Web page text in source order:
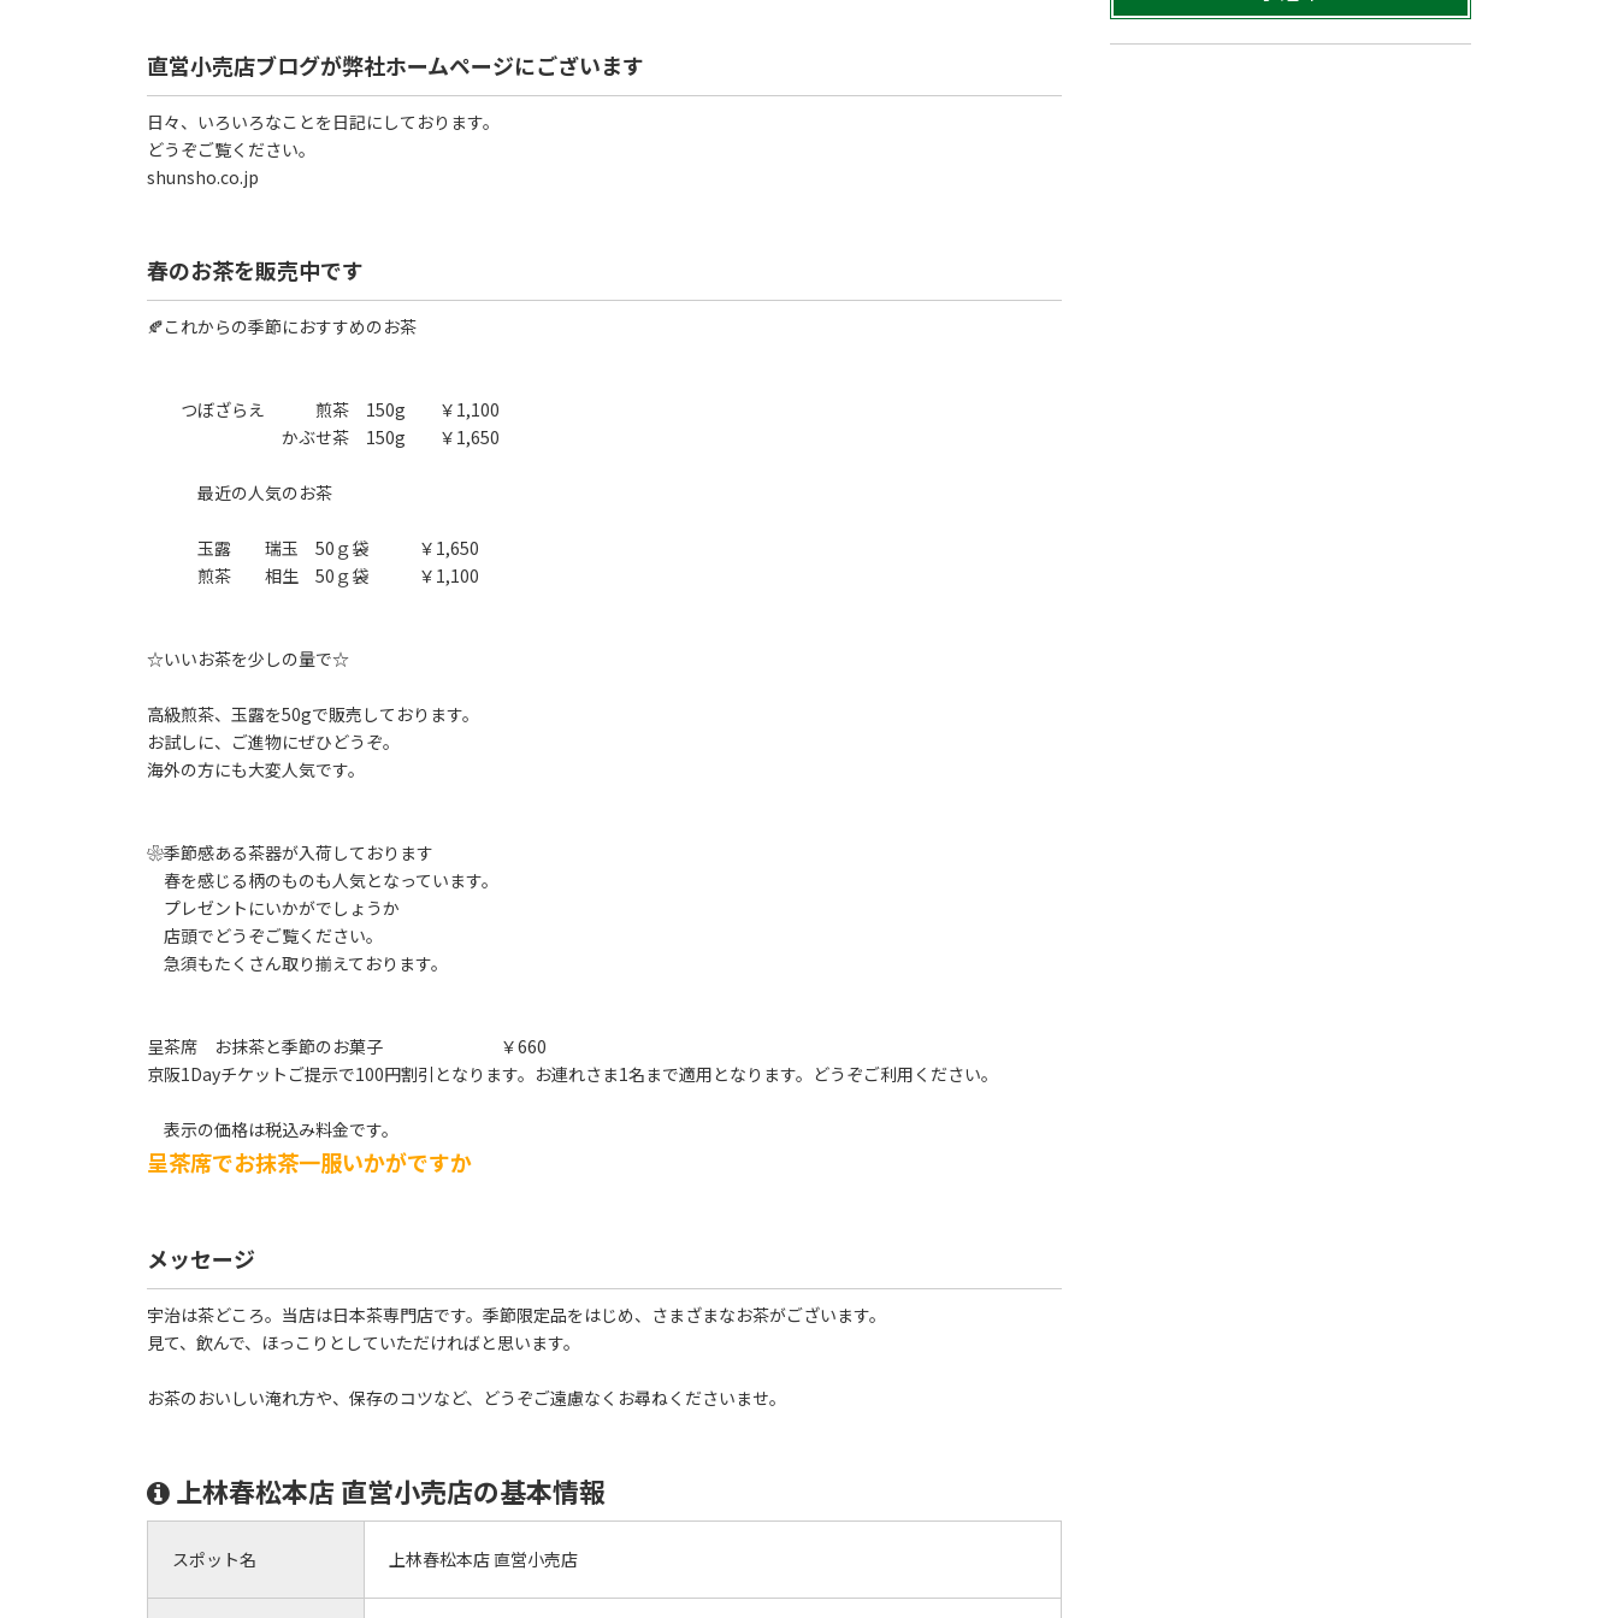
直営小売店ブログが弊社ホームページにございます
日々、いろいろなことを日記にしております。
どうぞご覧ください。
shunsho.co.jp
春のお茶を販売中です
🍂これからの季節におすすめのお茶
つぼざらえ 煎茶 150g ￥1,100
かぶせ茶 150g ￥1,650
最近の人気のお茶
玉露 瑞玉 50ｇ袋 ￥1,650
煎茶 相生 50ｇ袋 ￥1,100
☆いいお茶を少しの量で☆
高級煎茶、玉露を50gで販売しております。
お試しに、ご進物にぜひどうぞ。
海外の方にも大変人気です。
❀季節感ある茶器が入荷しております
春を感じる柄のものも人気となっています。
プレゼントにいかがでしょうか
店頭でどうぞご覧ください。
急須もたくさん取り揃えております。
呈茶席 お抹茶と季節のお菓子 ￥660
京阪1Dayチケットご提示で100円割引となります。お連れさま1名まで適用となります。どうぞご利用ください。
表示の価格は税込み料金です。
呈茶席でお抹茶一服いかがですか
メッセージ
宇治は茶どころ。当店は日本茶専門店です。季節限定品をはじめ、さまざまなお茶がございます。
見て、飲んで、ほっこりとしていただければと思います。
お茶のおいしい淹れ方や、保存のコツなど、どうぞご遠慮なくお尋ねくださいませ。
上林春松本店 直営小売店の基本情報
スポット名 上林春松本店 直営小売店